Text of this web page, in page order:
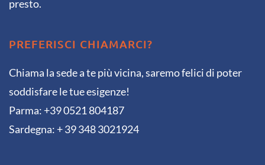
presto.
PREFERISCI CHIAMARCI?
Chiama la sede a te più vicina, saremo felici di poter
soddisfare le tue esigenze!
Parma: +39 0521 804187
Sardegna: + 39 348 3021924